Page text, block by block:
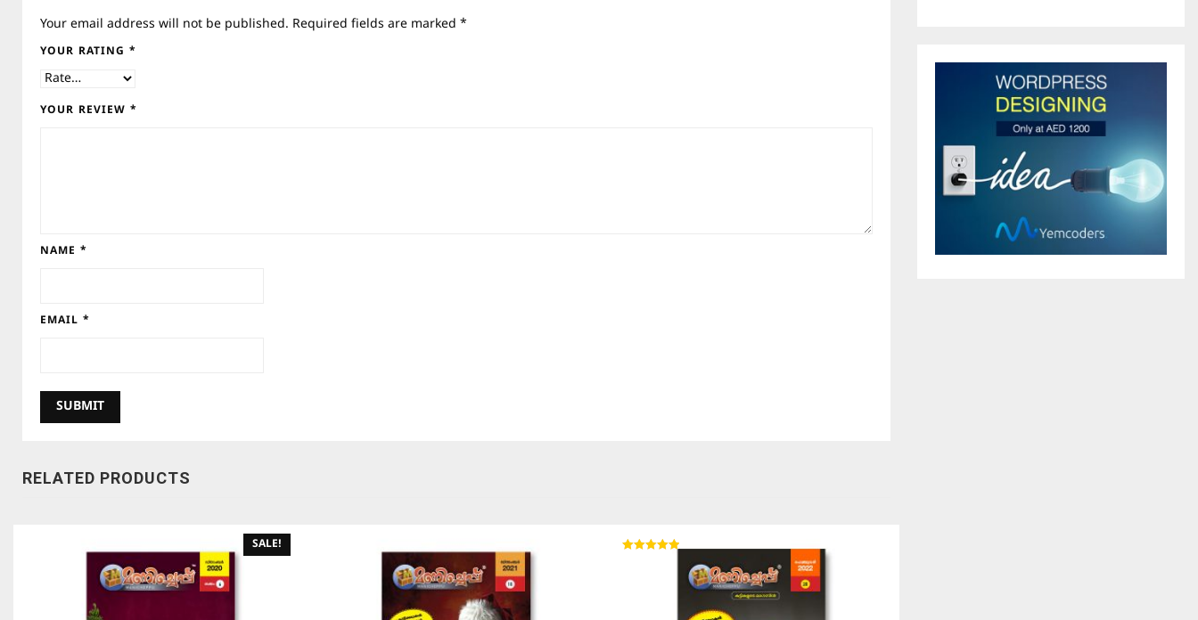
Your email address will not be published. Required fields are marked *
YOUR RATING *
YOUR REVIEW *
NAME *
EMAIL *
RELATED PRODUCTS
SALE!